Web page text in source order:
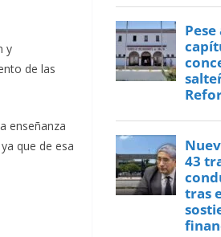
y
de las
enseñanza
que de esa